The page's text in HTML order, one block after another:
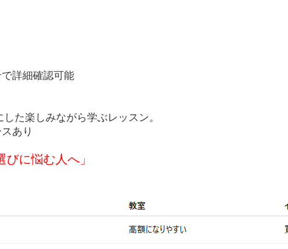
詳細確認可能
た楽しみながら学ぶレッスン。
あり
びに悩む人へ」